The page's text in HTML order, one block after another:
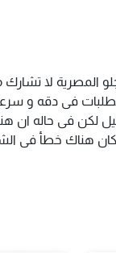
المصرية لا
فى دقه و سرعة
لكن فى حاله ان
كان هناك خطأ فى